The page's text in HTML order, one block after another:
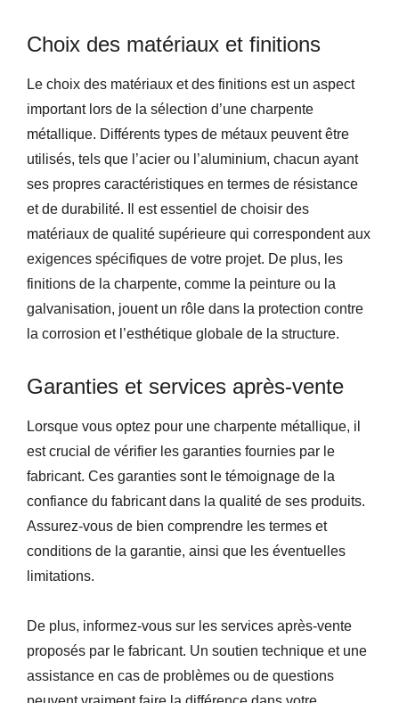
Choix des matériaux et finitions
Le choix des matériaux et des finitions est un aspect
important lors de la sélection d’une charpente
métallique. Différents types de métaux peuvent être
utilisés, tels que l’acier ou l’aluminium, chacun ayant
ses propres caractéristiques en termes de résistance
et de durabilité. Il est essentiel de choisir des
matériaux de qualité supérieure qui correspondent aux
exigences spécifiques de votre projet. De plus, les
finitions de la charpente, comme la peinture ou la
galvanisation, jouent un rôle dans la protection contre
la corrosion et l’esthétique globale de la structure.
Garanties et services après-vente
Lorsque vous optez pour une charpente métallique, il
est crucial de vérifier les garanties fournies par le
fabricant. Ces garanties sont le témoignage de la
confiance du fabricant dans la qualité de ses produits.
Assurez-vous de bien comprendre les termes et
conditions de la garantie, ainsi que les éventuelles
limitations.
De plus, informez-vous sur les services après-vente
proposés par le fabricant. Un soutien technique et une
assistance en cas de problèmes ou de questions